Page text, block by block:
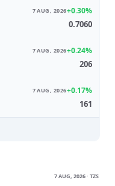
7 AUG, 2026+0.30%
0.7060
7 AUG, 2026+0.24%
206
7 AUG, 2026+0.17%
161
7 AUG, 2026 · TZS